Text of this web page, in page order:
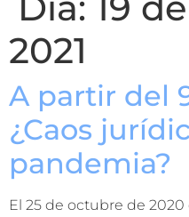
2021
A partir del
¿Caos
pandemia?
El 25 de octubre de